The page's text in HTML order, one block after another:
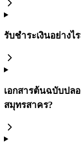
รับชำระเงินอย่าง
เอกสารต้นฉบับปล
สมุทรสาคร?